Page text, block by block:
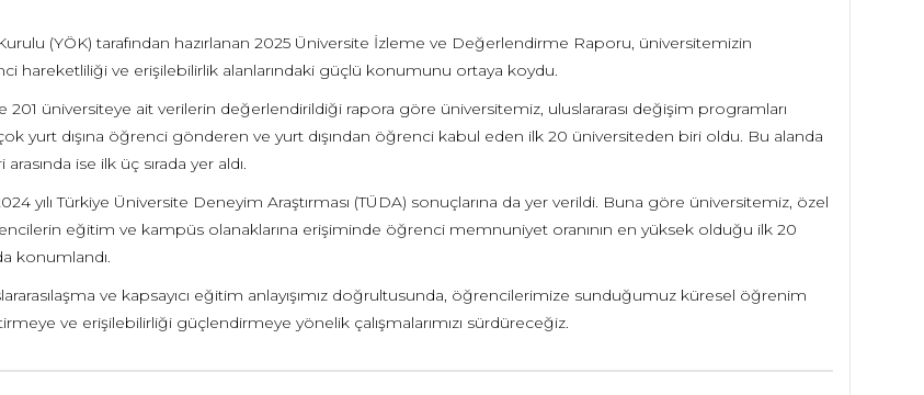
(YÖK) tarafından hazırlanan 2025 Üniversite İzleme ve Değerlendirme Raporu, üniversitemizin
hareketliliği ve erişilebilirlik alanlarındaki güçlü konumunu ortaya koydu.
201 üniversiteye ait verilerin değerlendirildiği rapora göre üniversitemiz, uluslararası değişim programları
yurt dışına öğrenci gönderen ve yurt dışından öğrenci kabul eden ilk 20 üniversiteden biri oldu. Bu alanda
ise ilk üç sırada yer aldı.
yılı Türkiye Üniversite Deneyim Araştırması (TÜDA) sonuçlarına da yer verildi. Buna göre üniversitemiz, özel
eğitim ve kampüs olanaklarına erişiminde öğrenci memnuniyet oranının en yüksek olduğu ilk 20
konumlandı.
ve kapsayıcı eğitim anlayışımız doğrultusunda, öğrencilerimize sunduğumuz küresel öğrenim
ve erişilebilirliği güçlendirmeye yönelik çalışmalarımızı sürdüreceğiz.